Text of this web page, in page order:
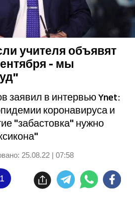
учителя объявят
- мы
заявил в интервью Ynet:
коронавируса и
"забастовка" нужно
25.08.22 | 07:58